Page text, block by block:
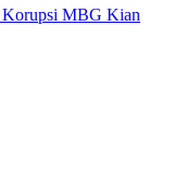
Korupsi MBG Kian